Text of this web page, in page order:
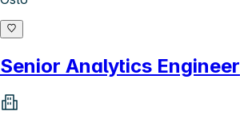
Senior Analytics Engineer